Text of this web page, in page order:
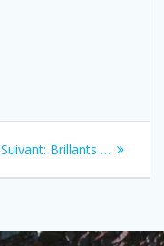
Suivant: Next
Brillants …